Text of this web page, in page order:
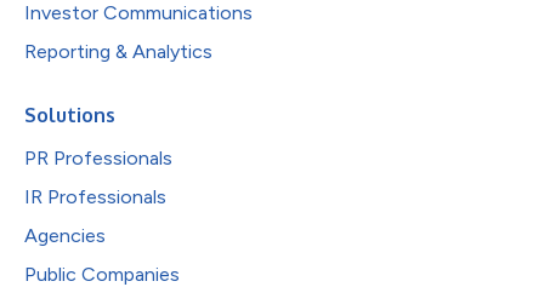
Investor Communications
Reporting & Analytics
Solutions
PR Professionals
IR Professionals
Agencies
Public Companies